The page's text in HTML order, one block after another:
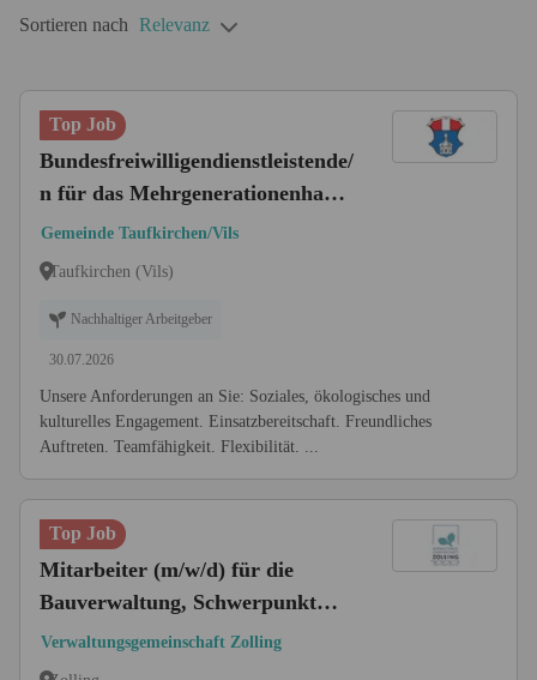
Sortieren nach Relevanz
Top Job
Bundesfreiwilligendienstleistende/
n für das Mehrgenerationenhaus
(m/w/d)
Gemeinde Taufkirchen/Vils
Taufkirchen (Vils)
Nachhaltiger Arbeitgeber
30.07.2026
Unsere Anforderungen an Sie: Soziales, ökologisches und
kulturelles Engagement. Einsatzbereitschaft. Freundliches
Auftreten. Teamfähigkeit. Flexibilität. ...
Top Job
Mitarbeiter (m/w/d) für die
Bauverwaltung, Schwerpunkt
Bauleitplanung
Verwaltungsgemeinschaft Zolling